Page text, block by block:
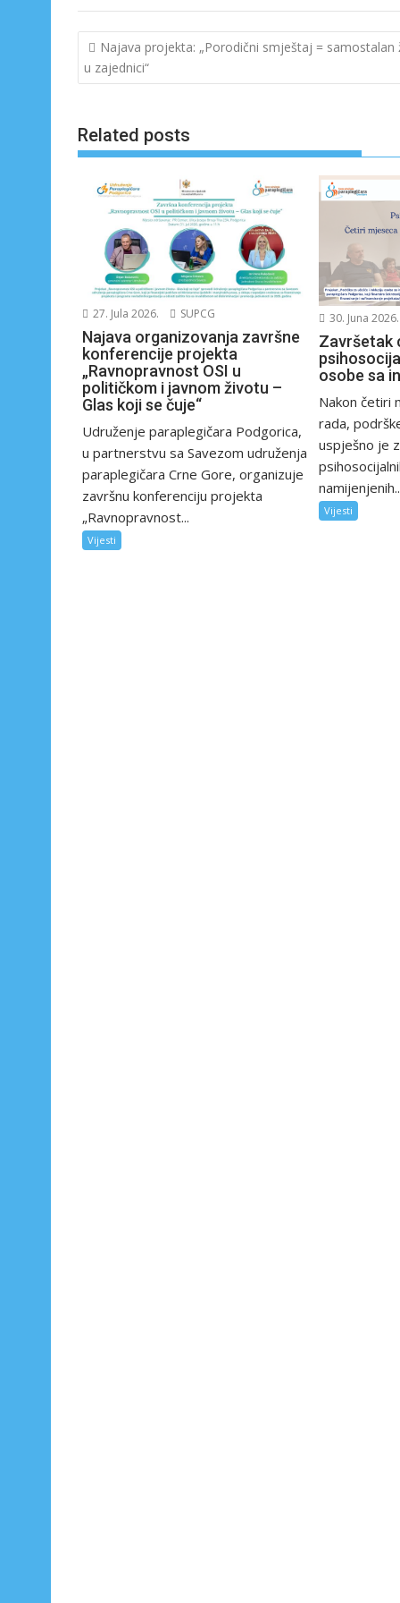
b
o
o
k
e
dI
n
Navigacija
članaka
Najava projekta: „Porodični smještaj = samostalan
u zajednici“
Related posts
27. Jula 2026. SUPCG
Najava organizovanja završne
konferencije projekta
„Ravnopravnost OSI u
političkom i javnom životu –
Glas koji se čuje“
Udruženje paraplegičara Podgorica,
u partnerstvu sa Savezom udruženja
paraplegičara Crne Gore, organizuje
završnu konferenciju projekta
„Ravnopravnost...
Vijesti
30. Juna 2026.
Završetak
osobe sa
Nakon četiri
rada,
uspješno je
Vijesti